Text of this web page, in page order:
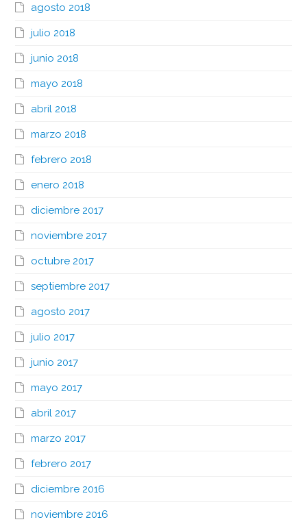
agosto 2018
julio 2018
junio 2018
mayo 2018
abril 2018
marzo 2018
febrero 2018
enero 2018
diciembre 2017
noviembre 2017
octubre 2017
septiembre 2017
agosto 2017
julio 2017
junio 2017
mayo 2017
abril 2017
marzo 2017
febrero 2017
diciembre 2016
noviembre 2016